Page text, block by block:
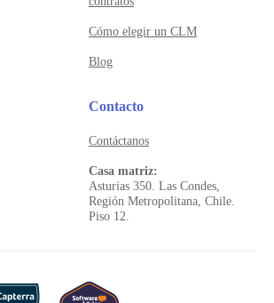
Cómo elegir un CLM
Blog
Contacto
Contáctanos
Casa matriz:
Asturias 350. Las Condes,
Región Metropolitana, Chile.
Piso 12.